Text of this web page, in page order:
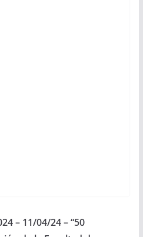
– 11/04/24 – “50